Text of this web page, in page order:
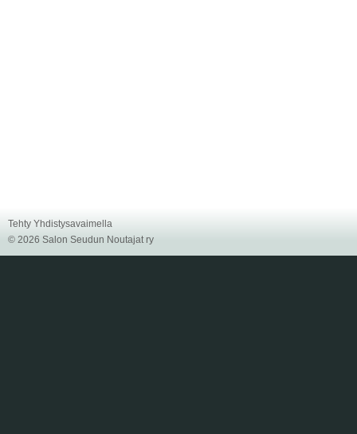
Tehty Yhdistysavaimella
© 2026 Salon Seudun Noutajat ry